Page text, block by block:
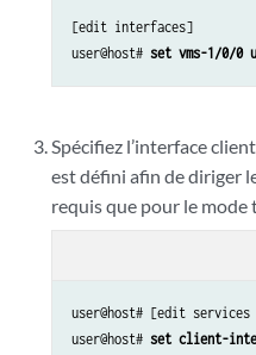
[edit interfaces]
user@host# set vms-1/0/0
Spécifiez l’interface
est défini afin de diriger
requis que pour le mode
user@host# [edit
user@host# set client-